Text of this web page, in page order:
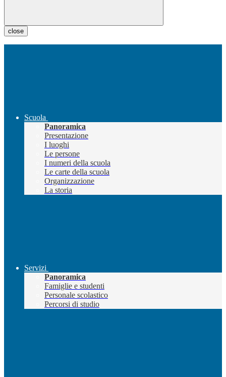
close
Scuola
Panoramica
Presentazione
I luoghi
Le persone
I numeri della scuola
Le carte della scuola
Organizzazione
La storia
Servizi
Panoramica
Famiglie e studenti
Personale scolastico
Percorsi di studio